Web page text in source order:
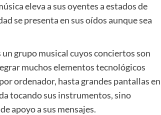
eleva a sus oyentes a estados de
se presenta en sus oídos aunque sea
grupo musical cuyos conciertos son
muchos elementos tecnológicos
ordenador, hasta grandes pantallas en
tocando sus instrumentos, sino
apoyo a sus mensajes.